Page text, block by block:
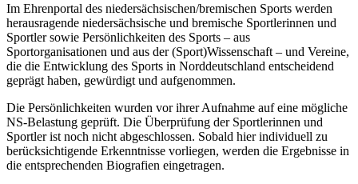
Im Ehrenportal des niedersächsischen/bremischen Sports werden
herausragende niedersächsische und bremische Sportlerinnen und
Sportler sowie Persönlichkeiten des Sports – aus
Sportorganisationen und aus der (Sport)Wissenschaft – und Vereine,
die die Entwicklung des Sports in Norddeutschland entscheidend
geprägt haben, gewürdigt und aufgenommen.
Die Persönlichkeiten wurden vor ihrer Aufnahme auf eine mögliche
NS-Belastung geprüft. Die Überprüfung der Sportlerinnen und
Sportler ist noch nicht abgeschlossen. Sobald hier individuell zu
berücksichtigende Erkenntnisse vorliegen, werden die Ergebnisse in
die entsprechenden Biografien eingetragen.